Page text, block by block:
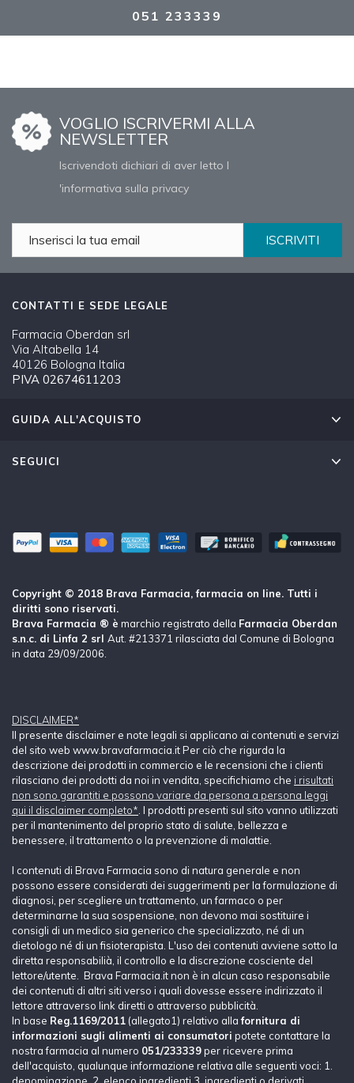
051 233339
VOGLIO ISCRIVERMI ALLA
NEWSLETTER
Iscrivendoti dichiari di aver letto l
'informativa sulla privacy
ISCRIVITI
CONTATTI E SEDE LEGALE
Farmacia Oberdan srl
Via Altabella 14
40126 Bologna Italia
PIVA 02674611203
GUIDA ALL'ACQUISTO
SEGUICI
Copyright © 2018 Brava Farmacia, farmacia on line. Tutti i
diritti sono riservati.
Brava Farmacia ® è marchio registrato della Farmacia Oberdan
s.n.c. di Linfa 2 srl Aut. #213371 rilasciata dal Comune di Bologna
in data 29/09/2006.
DISCLAIMER*
Il presente disclaimer e note legali si applicano ai contenuti e servizi
del sito web www.bravafarmacia.it Per ciò che rigurda la
descrizione dei prodotti in commercio e le recensioni che i clienti
rilasciano dei prodotti da noi in vendita, specifichiamo che i risultati
non sono garantiti e possono variare da persona a persona leggi
qui il disclaimer completo* . I prodotti presenti sul sito vanno utilizzati
per il mantenimento del proprio stato di salute, bellezza e
benessere, il trattamento o la prevenzione di malattie.
I contenuti di Brava Farmacia sono di natura generale e non
possono essere considerati dei suggerimenti per la formulazione di
diagnosi, per scegliere un trattamento, un farmaco o per
determinarne la sua sospensione, non devono mai sostituire i
consigli di un medico sia generico che specializzato, né di un
dietologo né di un fisioterapista. L'uso dei contenuti avviene sotto la
diretta responsabilià, il controllo e la discrezione cosciente del
lettore/utente. Brava Farmacia.it non è in alcun caso responsabile
dei contenuti di altri siti verso i quali dovesse essere indirizzato il
lettore attraverso link diretti o attraverso pubblicità.
In base Reg.1169/2011 (allegato1) relativo allafornitura di
informazioni sugli alimenti ai consumatori potete contattare la
nostra farmacia al numero 051/233339per ricevere prima
dell'acquisto, qualunque informazione relativa alle seguenti voci: 1.